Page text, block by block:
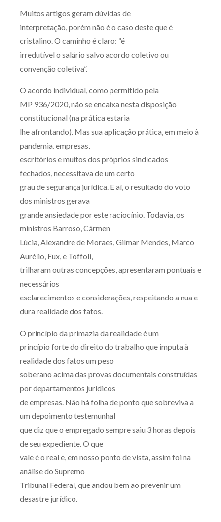
Whatsapp (41) 98881-6616
Muitos artigos geram dúvidas de
interpretação, porém não é o caso deste que é
cristalino. O caminho é claro: “é
irredutível o salário salvo acordo coletivo ou
convenção coletiva”.
O acordo individual, como permitido pela
MP 936/2020, não se encaixa nesta disposição
constitucional (na prática estaria
lhe afrontando). Mas sua aplicação prática, em meio à
pandemia, empresas,
escritórios e muitos dos próprios sindicados
fechados, necessitava de um certo
grau de segurança jurídica. E aí, o resultado do voto
dos ministros gerava
grande ansiedade por este raciocínio. Todavia, os
ministros Barroso, Cármen
Lúcia, Alexandre de Moraes, Gilmar Mendes, Marco
Aurélio, Fux, e Toffoli,
trilharam outras concepções, apresentaram pontuais e
necessários
esclarecimentos e considerações, respeitando a nua e
dura realidade dos fatos.
O princípio da primazia da realidade é um
princípio forte do direito do trabalho que imputa à
realidade dos fatos um peso
soberano acima das provas documentais construídas
por departamentos jurídicos
de empresas. Não há folha de ponto que sobreviva a
um depoimento testemunhal
que diz que o empregado sempre saiu 3 horas depois
de seu expediente. O que
vale é o real e, em nosso ponto de vista, assim foi na
análise do Supremo
Tribunal Federal, que andou bem ao prevenir um
desastre jurídico.